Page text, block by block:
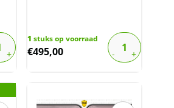
1 stuks op voorraad
€495,00